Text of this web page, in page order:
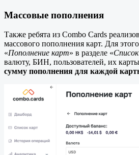
Массовые пополнения
Также ребята из Combo Cards
массового пополнения карт. Для
«Пополнение карт» в разделе «
валюту, БИН, пользователей, их
сумму пополнения для каждой